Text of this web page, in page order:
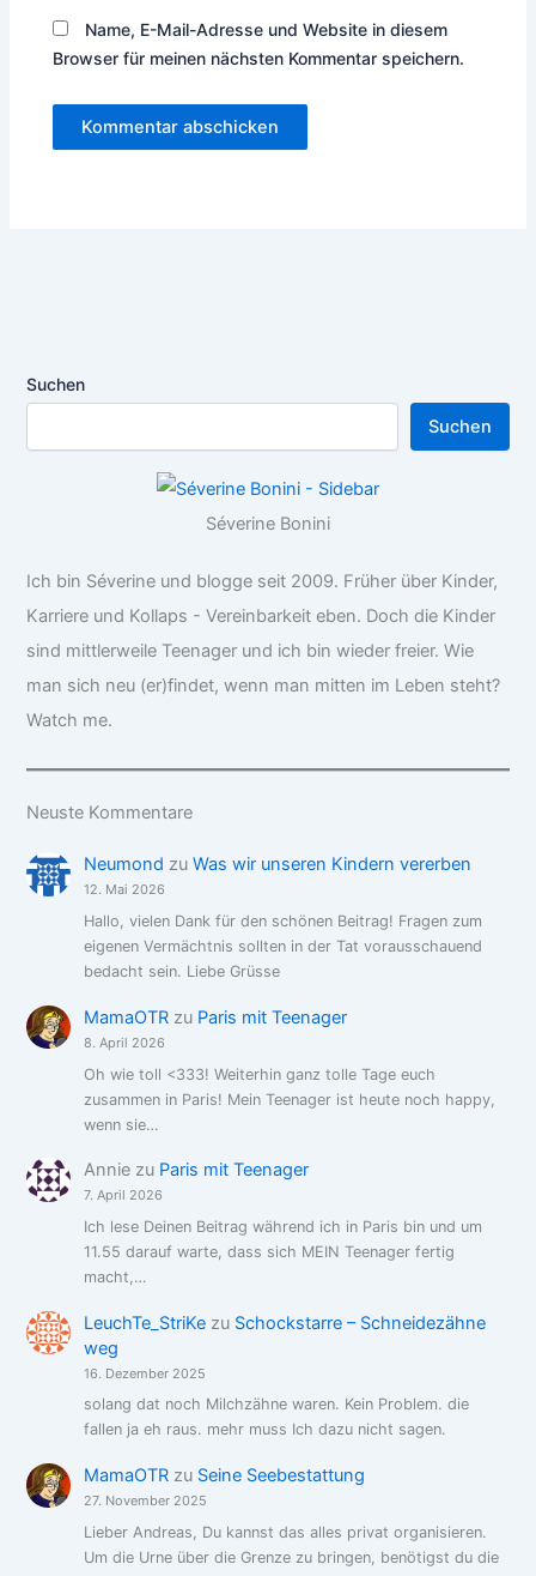
Name, E-Mail-Adresse und Website in diesem
Browser für meinen nächsten Kommentar speichern.
Suchen
Suchen
Séverine Bonini
Ich bin Séverine und blogge seit 2009. Früher über Kinder,
Karriere und Kollaps - Vereinbarkeit eben. Doch die Kinder
sind mittlerweile Teenager und ich bin wieder freier. Wie
man sich neu (er)findet, wenn man mitten im Leben steht?
Watch me.
Neuste Kommentare
Neumond zu Was wir unseren Kindern vererben
12. Mai 2026
Hallo, vielen Dank für den schönen Beitrag! Fragen zum
eigenen Vermächtnis sollten in der Tat vorausschauend
bedacht sein. Liebe Grüsse
MamaOTRzu Paris mit Teenager
8. April 2026
Oh wie toll <333! Weiterhin ganz tolle Tage euch
zusammen in Paris! Mein Teenager ist heute noch happy,
wenn sie…
Anniezu Paris mit Teenager
7. April 2026
Ich lese Deinen Beitrag während ich in Paris bin und um
11.55 darauf warte, dass sich MEIN Teenager fertig
macht,…
LeuchTe_StriKezu Schockstarre – Schneidezähne
weg
16. Dezember 2025
solang dat noch Milchzähne waren. Kein Problem. die
fallen ja eh raus. mehr muss Ich dazu nicht sagen.
MamaOTRzu Seine Seebestattung
27. November 2025
Lieber Andreas, Du kannst das alles privat organisieren.
Um die Urne über die Grenze zu bringen, benötigst du die